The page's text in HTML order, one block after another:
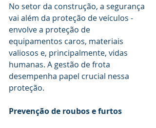
No setor da construção, a segurança
vai além da proteção de veículos -
envolve a proteção de
equipamentos caros, materiais
valiosos e, principalmente, vidas
humanas. A gestão de frota
desempenha papel crucial nessa
proteção.
Prevenção de roubos e furtos